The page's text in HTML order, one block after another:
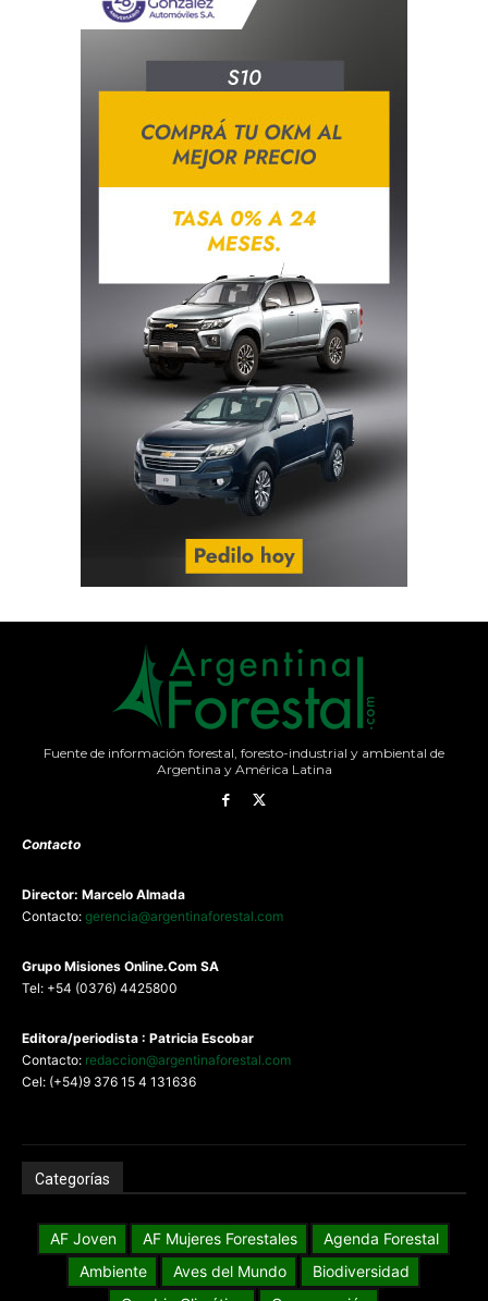
Fuente de información forestal, foresto-industrial y ambiental de
Argentina y América Latina
Contacto
Director: Marcelo Almada
Contacto: gerencia@argentinaforestal.com
Grupo Misiones Online.Com SA
Tel: +54 (0376) 4425800
Editora/periodista : Patricia Escobar
Contacto: redaccion@argentinaforestal.com
Cel: (+54)9 376 15 4 131636
Categorías
AF Joven AF Mujeres Forestales
Agenda Forestal
Ambiente
Aves del Mundo
Biodiversidad